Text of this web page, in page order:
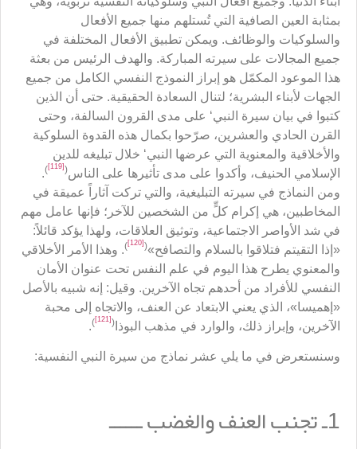
بمثابة العين الصافية التي تُستلهم منها جميع الأفعال
والسلوكيات والوظائف. ويمكن تطبيق الأفعال المختلفة في
جميع المجالات على سيرته المباركة. والهدف الرئيس من بعثة
هذا الموعود المكمّل هو إبراز النموذج النفسي الكامل من جميع
الجهات لأبناء البشرية؛ لتنال السعادة الحقيقية. حتى أن الذين
كتبوا في بيان سيرة النبي‘ على مدى القرون السالفة، وحتى
القرن الحادي والعشرين، صرّحوا بكمال هذه القدوة السلوكية
والأخلاقية والمعنوية التي عرضها النبي‘ خلال تبليغه للدين
الإسلامي الحنيف، وأكدوا على مدى تأثيرها على الناس(
[119]
)
.
ومن النماذج في سيرته التبليغية، والتي تركت آثاراً عميقة في
المخاطبين، هي إكرام كلٍّ من الشخصين للآخر؛ فإنها عامل مهم
في شد الأواصر الاجتماعية، وتوثيق العلاقات، ولهذا يؤكد قائلاً:
«إذا التقيتم فتلاقوا بالسلام والتصافح»(
[120]
). وهذا الأمر الأخلاقي
والمعنوي يطرح هذا اليوم في علم النفس تحت عنوان الأمان
النفسي للأفراد من أحدهم تجاه الآخرين. وقيل: إنه شبيه بالأصل
«إهميسا»، الذي يعني الابتعاد عن العنف، والاتجاه إلى محبة
الآخرين، وإبراز ذلك، والوارد في مذهب البوذا (
[121]
)
.
وسنستعرض في ما يلي عشر نماذج من سيرة النبي النفسية:
1ـ تجنب العنف والغضب ــــــ